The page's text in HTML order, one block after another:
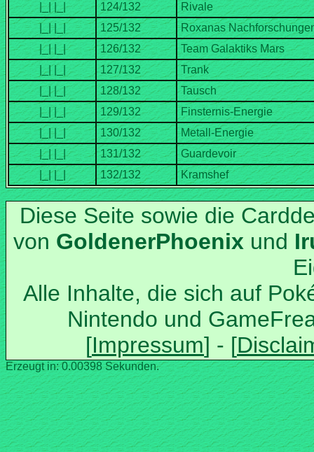
Diese Seite sowie die
von
und
Alle Inhalte, die sich auf
Nintendo und
Erzeugt in: 0.00398 Sekunden.